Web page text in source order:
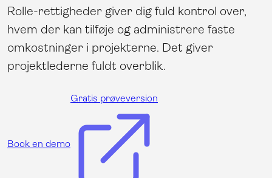
Rolle-rettigheder giver dig fuld kontrol over,
hvem der kan tilføje og administrere faste
omkostninger i projekterne. Det giver
projektlederne fuldt overblik.
Book en demo
Gratis prøveversion